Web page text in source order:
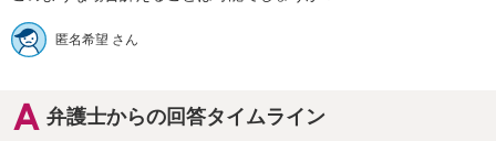
匿名希望 さん
弁護士からの回答タイムライン